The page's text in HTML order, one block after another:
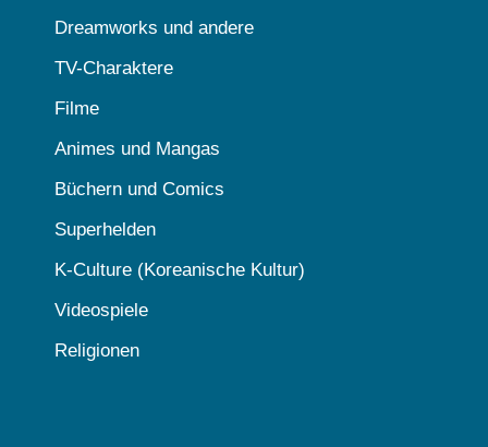
Dreamworks und andere
TV-Charaktere
Filme
Animes und Mangas
Büchern und Comics
Superhelden
K-Culture (Koreanische Kultur)
Videospiele
Religionen